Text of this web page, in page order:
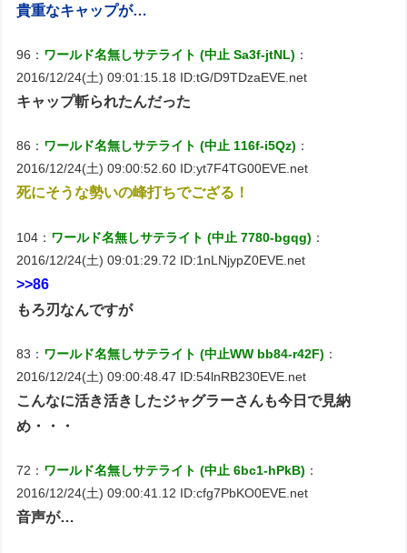
貴重なキャップが…
96： ワールド名無しサテライト (中止 Sa3f-jtNL) ：
2016/12/24(土) 09:01:15.18 ID:tG/D9TDzaEVE.net
キャップ斬られたんだった
86： ワールド名無しサテライト (中止 116f-i5Qz) ：
2016/12/24(土) 09:00:52.60 ID:yt7F4TG00EVE.net
死にそうな勢いの峰打ちでござる！
104： ワールド名無しサテライト (中止 7780-bgqg) ：
2016/12/24(土) 09:01:29.72 ID:1nLNjypZ0EVE.net
>>86
もろ刃なんですが
83： ワールド名無しサテライト (中止WW bb84-r42F) ：
2016/12/24(土) 09:00:48.47 ID:54lnRB230EVE.net
こんなに活き活きしたジャグラーさんも今日で見納
め・・・
72： ワールド名無しサテライト (中止 6bc1-hPkB) ：
2016/12/24(土) 09:00:41.12 ID:cfg7PbKO0EVE.net
音声が…